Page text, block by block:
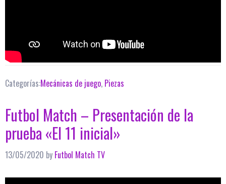
Categorías:Mecánicas de juego, Piezas
Futbol Match – Presentación de la
prueba «El 11 inicial»
13/05/2020 by Futbol Match TV